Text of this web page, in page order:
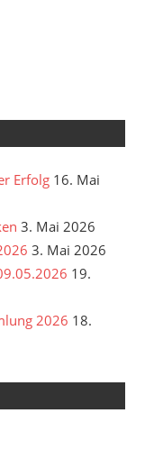
Erfolg 16. Mai
3. Mai 2026
3. Mai 2026
19.
2026 18.